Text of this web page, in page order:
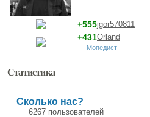
jgor570811
+555
Orland
+431
Мопедист
Статистика
Сколько нас?
6267 пользователей